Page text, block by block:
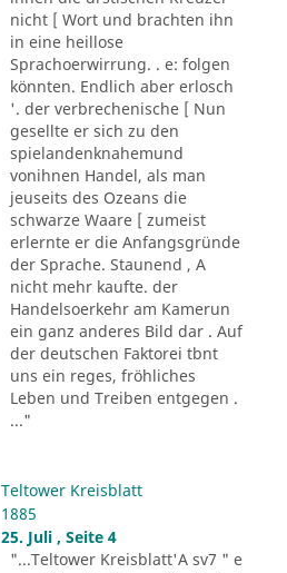
nicht [ Wort und brachten ihn
in eine heillose
Sprachoerwirrung. . e: folgen
könnten. Endlich aber erlosch
'. der verbrechenische [ Nun
gesellte er sich zu den
spielandenknahemund
vonihnen Handel, als man
jeuseits des Ozeans die
schwarze Waare [ zumeist
erlernte er die Anfangsgründe
der Sprache. Staunend , A
nicht mehr kaufte. der
Handelsoerkehr am Kamerun
ein ganz anderes Bild dar . Auf
der deutschen Faktorei tbnt
uns ein reges, fröhliches
Leben und Treiben entgegen .
..."
Teltower Kreisblatt
1885
25. Juli , Seite 4
"...Teltower Kreisblatt'A sv7 " e